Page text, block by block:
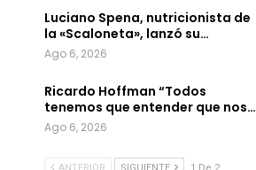
Luciano Spena, nutricionista de
la «Scaloneta», lanzó su…
Ago 6, 2026
Ricardo Hoffman “Todos
tenemos que entender que nos…
Ago 6, 2026